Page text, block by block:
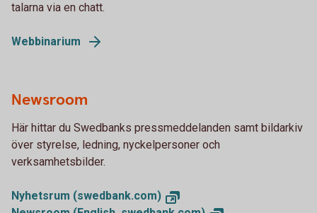
talarna via en chatt.
Webbinarium
Newsroom
Här hittar du Swedbanks pressmeddelanden samt bildarkiv
över styrelse, ledning, nyckelpersoner och
verksamhetsbilder.
Nyhetsrum (swedbank.com)